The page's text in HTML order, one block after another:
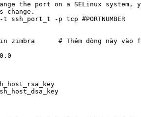
the port on a SELinux system,
change.
ssh_port_t -p tcp #PORTNUMBER
zimbra      # Thêm dòng này